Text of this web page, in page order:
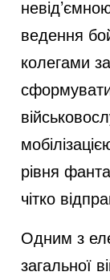
ведення
колегами
рівня
чітко
Одним з
загальної